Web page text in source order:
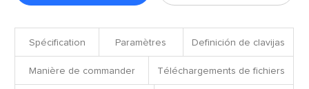
Spécification Paramètres Definición de clavijas
Manière de commander Téléchargements de fichiers